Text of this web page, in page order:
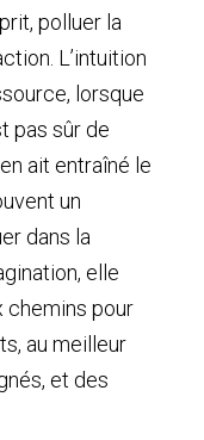
polluer la
L’intuition
lorsque
pas sûr de
ait entraîné le
un
dans la
elle
chemins pour
au meilleur
et des